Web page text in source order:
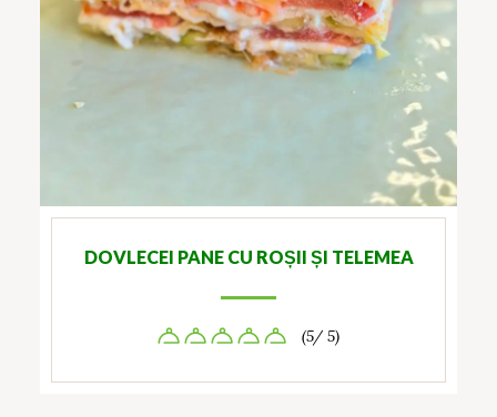
DOVLECEI PANE CU ROȘII ȘI TELEMEA
(5/ 5)